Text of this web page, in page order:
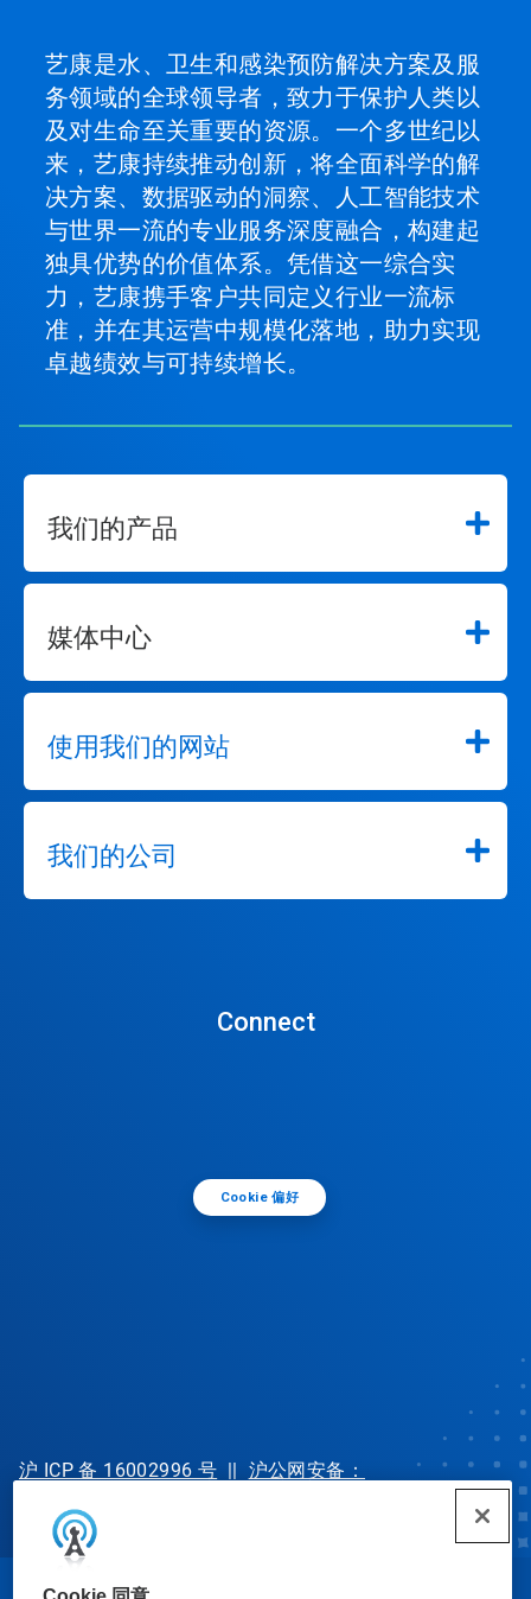
艺康是水、卫生和感染预防解决方案及服
务领域的全球领导者，致力于保护人类以
及对生命至关重要的资源。一个多世纪以
来，艺康持续推动创新，将全面科学的解
决方案、数据驱动的洞察、人工智能技术
与世界一流的专业服务深度融合，构建起
独具优势的价值体系。凭借这一综合实
力，艺康携手客户共同定义行业一流标
准，并在其运营中规模化落地，助力实现
卓越绩效与可持续增长。
我们的产品
媒体中心
使用我们的网站
我们的公司
Connect
Cookie 偏好
沪 ICP 备 16002996 号 || 沪公网安备：
31010702002902 号